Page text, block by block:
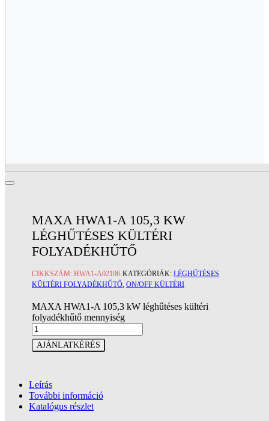
MAXA HWA1-A 105,3 KW
LÉGHŰTÉSES KÜLTÉRI
FOLYADÉKHŰTŐ
CIKKSZÁM:HWA1-A02106 KATEGÓRIÁK:LÉGHŰTÉSES
KÜLTÉRI FOLYADÉKHŰTŐ, ON/OFF KÜLTÉRI
MAXA HWA1-A 105,3 kW léghűtéses kültéri
folyadékhűtő mennyiség
AJÁNLATKÉRÉS
Leírás
További információ
Katalógus részlet